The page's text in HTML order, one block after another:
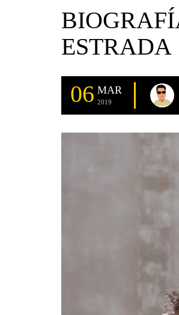
ESTRADA
06 MAR
2019